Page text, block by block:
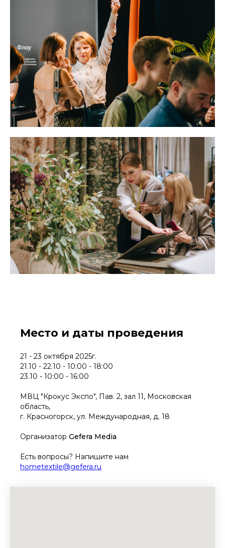
Место и даты проведения
21 - 23 октября 2025г.
21.10 - 22.10 - 10:00 - 18:00
23.10 - 10:00 - 16:00
МВЦ "Крокус Экспо", Пав. 2, зал 11, Московская
область,
г. Красногорск, ул. Международная, д. 18
Организатор Gefera Media
Есть вопросы? Напишите нам
hometextile@gefera.ru